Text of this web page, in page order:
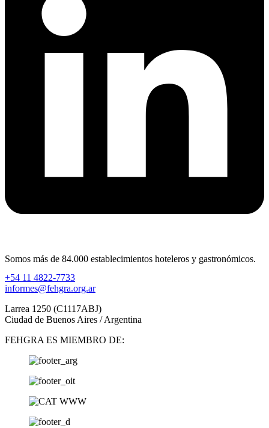
Somos más de 84.000 establecimientos hoteleros y gastronómicos.
+54 11 4822-7733
informes@fehgra.org.ar
Larrea 1250 (C1117ABJ)
Ciudad de Buenos Aires / Argentina
FEHGRA ES MIEMBRO DE: